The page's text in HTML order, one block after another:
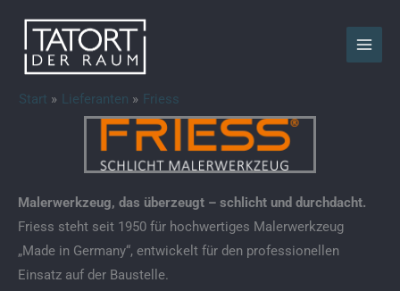
springen
Start Lieferanten Friess
Malerwerkzeug, das überzeugt – schlicht und durchdacht.
Friess steht seit 1950 für hochwertiges Malerwerkzeug
„Made in Germany“, entwickelt für den professionellen
Einsatz auf der Baustelle.